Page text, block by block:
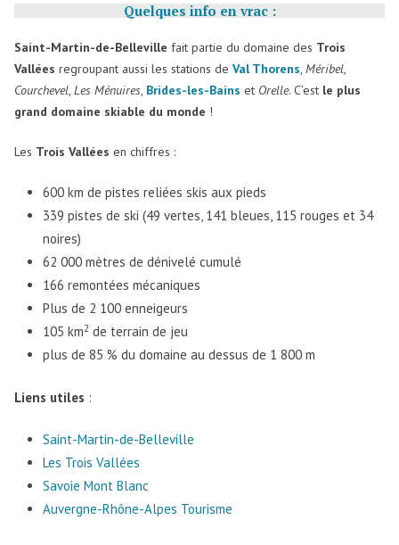
Quelques info en vrac :
Saint-Martin-de-Belleville fait partie du domaine des Trois
Vallées regroupant aussi les stations de Val Thorens, Méribel,
Courchevel, Les Ménuires, Brides-les-Bains et Orelle. C’est le plus
grand domaine skiable du monde !
Les Trois Vallées en chiffres :
600 km de pistes reliées skis aux pieds
339 pistes de ski (49 vertes, 141 bleues, 115 rouges et 34
noires)
62 000 mètres de dénivelé cumulé
166 remontées mécaniques
Plus de 2 100 enneigeurs
105 km2 de terrain de jeu
plus de 85 % du domaine au dessus de 1 800 m
Liens utiles :
Saint-Martin-de-Belleville
Les Trois Vallées
Savoie Mont Blanc
Auvergne-Rhône-Alpes Tourisme